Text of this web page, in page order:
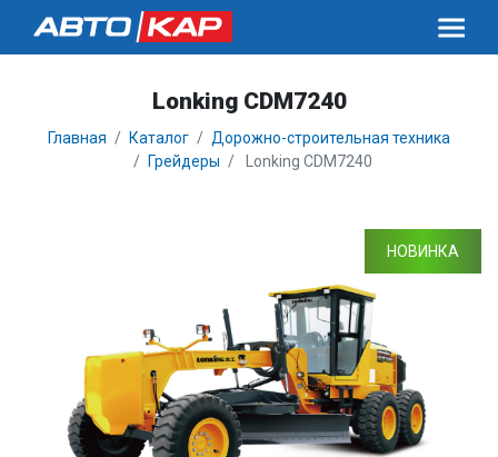
Lonking CDM7240
Главная Каталог
Дорожно-строительная техника
Грейдеры
Lonking CDM7240
НОВИНКА